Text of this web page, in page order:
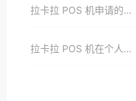
拉卡拉 POS 机申请的安装步骤简介
拉卡拉 POS 机在个人消费中的应用